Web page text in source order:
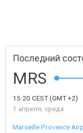
Последний
MRS
15:20 CEST(GMT +2)
1 апреля, среда
Marseille Provence